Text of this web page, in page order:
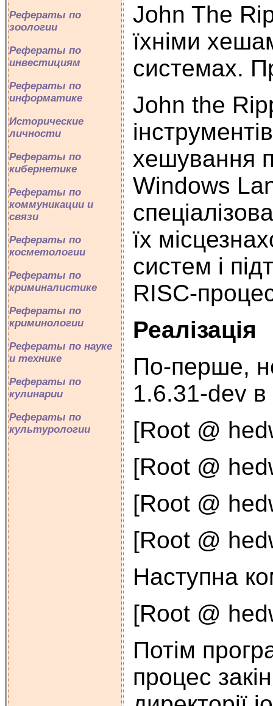
Рефераты по
зоологии
Рефераты по
инвестициям
Рефераты по
информатике
Исторические
личности
Рефераты по
кибернетике
Рефераты по
коммуникации и
связи
Рефераты по
косметологии
Рефераты по
криминалистике
Рефераты по
криминологии
Рефераты по науке
и технике
Рефераты по
кулинарии
Рефераты по
культурологии
John The
їхніми
системах.
John the
хешування
Windows
їх
систем і
RISC-
Реалізація
По-перше,
1.6.31-dev в
[Root @
[Root @
[Root @
[Root @
Наступна
[Root @
Потім
процес